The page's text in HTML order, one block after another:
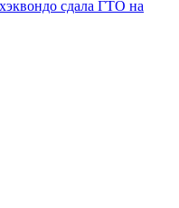
сдала ГТО на